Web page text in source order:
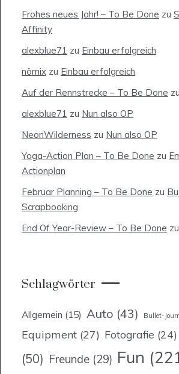
Frohes neues Jahr! – To Be Done zu
Affinity
alexblue71 zu Einbau erfolgreich
nömix zu Einbau erfolgreich
Auf der Rennstrecke – To Be Done zu
alexblue71 zu Nun also OP
NeonWilderness zu Nun also OP
Yoga-Action Plan – To Be Done zu
Actionplan
Februar Planning – To Be Done zu
Scrapbooking
End Of Year-Review – To Be Done zu
Schlagwörter
Allgemein (15) Auto (43) Bullet-
Equipment (27) Fotografie (24)
(50) Freunde (29) Fun